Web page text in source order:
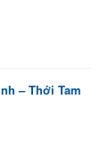
– Thới Tam